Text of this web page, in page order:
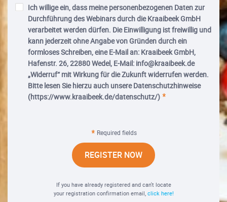
Ich willige ein, dass meine personenbezogenen Daten zur
Durchführung des Webinars durch die Kraaibeek GmbH
verarbeitet werden dürfen. Die Einwilligung ist freiwillig und
kann jederzeit ohne Angabe von Gründen durch ein
formloses Schreiben, eine E-Mail an: Kraaibeek GmbH,
Hafenstr. 26, 22880 Wedel, E-Mail: info@kraaibeek.de
„Widerruf“ mit Wirkung für die Zukunft widerrufen werden.
Bitte lesen Sie hierzu auch unsere Datenschutzhinweise
(https://www.kraaibeek.de/datenschutz/)
Required fields
REGISTER NOW
If you have already registered and can't locate
your registration confirmation email, click here!